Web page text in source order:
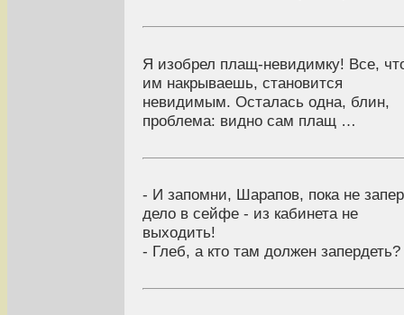
Я изобрел плащ-невидимку! Все,
им накрываешь, становится
невидимым. Осталась одна, блин,
проблема: видно сам плащ …
- И запомни, Шарапов, пока не запер
дело в сейфе - из кабинета не
выходить!
- Глеб, а кто там должен запердеть?